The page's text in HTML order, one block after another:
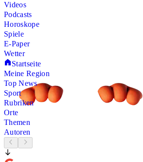
Videos
Podcasts
Horoskope
Spiele
E-Paper
Wetter
Startseite
Meine Region
Top News
Sport
Rubriken
Orte
Themen
Autoren